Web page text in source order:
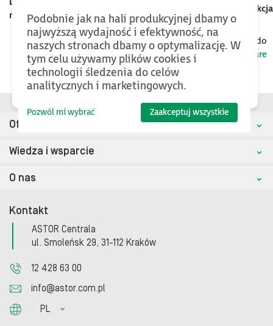
mod.
Akcja
Jeśli chcesz znaleźć więcej plików oraz bazy wiedzy, wróć do
kategorii nadrzędnej
Wonderware
Oferta
Wiedza i wsparcie
O nas
Kontakt
ASTOR Centrala
ul. Smoleńsk 29, 31-112 Kraków
12 428 63 00
info@astor.com.pl
PL
Podobnie jak na hali produkcyjnej dbamy o
najwyższą wydajność i efektywność, na
naszych stronach dbamy o optymalizację. W
tym celu używamy plików cookies i
technologii śledzenia do celów
analitycznych i marketingowych.
Pozwól mi wybrać Zaakceptuj wszystkie